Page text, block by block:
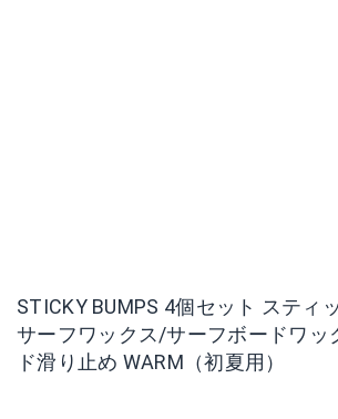
STICKY BUMPS 4個セット スティ
サーフワックス/サーフボードワッ
ド滑り止め WARM（初夏用）